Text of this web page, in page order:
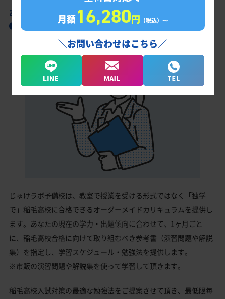
あなただけの学習計画だから成果が出る！
稲毛高校合格に向けた受験対策カリキュラム
じゅけラボ予備校は、教室で授業を受ける形式ではなく「独学
で」稲毛高校に合格できるオーダーメイドカリキュラムを提供し
ます。あなたの現在の学力・出題傾向に合わせて、1ヶ月ごと
に、稲毛高校合格に向けて取り組むべき参考書（演習問題や解説
集）を指定し、学習スケジュール・勉強法を提供します。
※市販の演習問題や解説集を使って学習して頂きます。
稲毛高校入試対策の最適な勉強法をご提案させて頂き、最低限毎
月額16,280円 （税込）〜
＼お問い合わせはこちら／